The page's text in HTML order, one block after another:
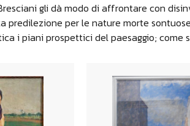
gli dà modo di affrontare con
predilezione per le nature morte
i piani prospettici del paesaggio; come